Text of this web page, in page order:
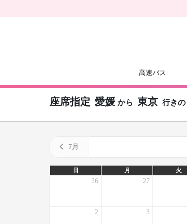
高速バス
座席指定 愛媛 から 東京 行きの
7月
日 月 火
26 27
2 3